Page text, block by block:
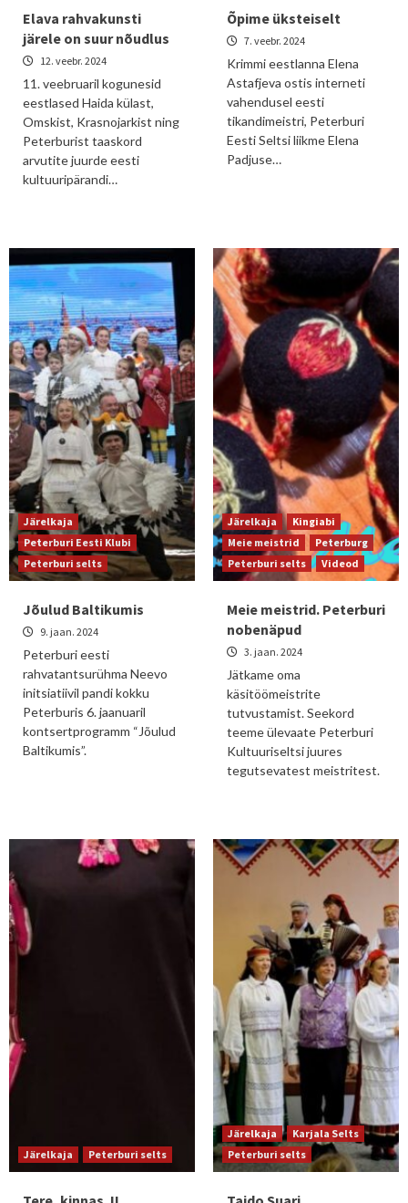
Elava rahvakunsti
järele on suur nõudlus
12. veebr. 2024
11. veebruaril kogunesid
eestlased Haida külast,
Omskist, Krasnojarkist ning
Peterburist taaskord
arvutite juurde eesti
kultuuripärandi…
Õpime üksteiselt
7. veebr. 2024
Krimmi eestlanna Elena
Astafjeva ostis interneti
vahendusel eesti
tikandimeistri, Peterburi
Eesti Seltsi liikme Elena
Padjuse…
Järelkaja
Peterburi Eesti Klubi
Peterburi selts
Jõulud Baltikumis
9. jaan. 2024
Peterburi eesti
rahvatantsurühma Neevo
initsiatiivil pandi kokku
Peterburis 6. jaanuaril
kontsertprogramm “Jõulud
Baltikumis”.
Järelkaja
Kingiabi
Meie meistrid
Peterburg
Peterburi selts
Videod
Meie meistrid. Peterburi
nobenäpud
3. jaan. 2024
Jätkame oma
käsitöömeistrite
tutvustamist. Seekord
teeme ülevaate Peterburi
Kultuuriseltsi juures
tegutsevatest meistritest.
Järelkaja Peterburi selts
Järelkaja
Karjala Selts
Peterburi selts